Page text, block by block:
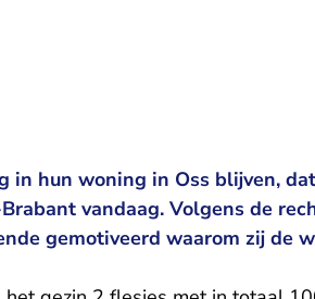
in hun woning in Oss blijven,
vandaag. Volgens de
gemotiveerd waarom zij de